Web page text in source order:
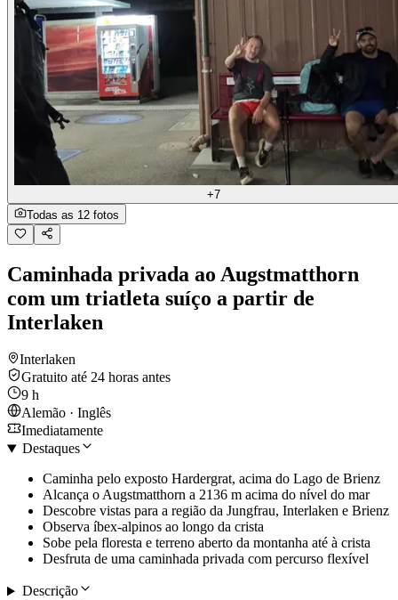
+7
Todas as 12 fotos
Caminhada privada ao Augstmatthorn
com um triatleta suíço a partir de
Interlaken
Interlaken
Gratuito até 24 horas antes
9 h
Alemão · Inglês
Imediatamente
Destaques
Caminha pelo exposto Hardergrat, acima do Lago de Brienz
Alcança o Augstmatthorn a 2136 m acima do nível do mar
Descobre vistas para a região da Jungfrau, Interlaken e Brienz
Observa íbex-alpinos ao longo da crista
Sobe pela floresta e terreno aberto da montanha até à crista
Desfruta de uma caminhada privada com percurso flexível
Descrição